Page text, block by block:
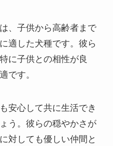
、子供から高齢者まで
適した犬種です。彼ら
に子供との相性が良
です。
安心して共に生活でき
う。彼らの穏やかさが
対しても優しい仲間と